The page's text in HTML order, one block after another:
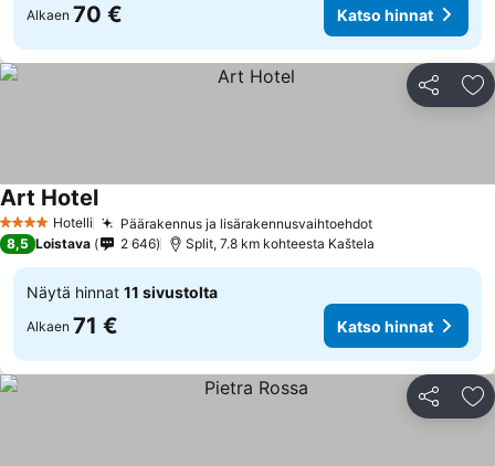
Alkaen 70 € Katso hinnat
Jaa
4 Tähtiluokitus
Hotelli Päärakennus ja lisärakennusvaihtoehdot
Art Hotel
8,5 Loistava 2 646 Split, 7.8 km kohteesta Kaštela
Näytä hinnat 11 sivustolta
Alkaen 71 € Katso hinnat
Jaa